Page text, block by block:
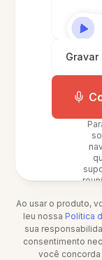
Gravar
Ao usar o produto,
leu nossa Política
sua
consentimento
você concorda